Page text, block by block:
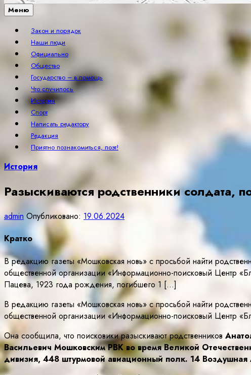
Меню
Закон и порядок
Наши люди
Официально
Общество
Государство – в помощь
Что случилось
История
Спорт
Написать редактору
Редакция
Приятно познакомиться, поэт!
История
Разыскиваются родственники солдата,
admin Опубликовано: 19.06.2024
Кратко
В редакцию газеты «Мошковская новь» с просьбой найти
общественной организации «Информационно-поисковый Центр
Пацева, 1923 года рождения, погибшего 1 […]
В редакцию газеты «Мошковская новь» с просьбой найти
общественной организации «Информационно-поисковый Центр
Она сообщила, что поисковики разыскивают родственников
Васильевич Мошковским РВК во время Великой
дивизия, 448 штурмовой авиационный полк. 14 Воздушная